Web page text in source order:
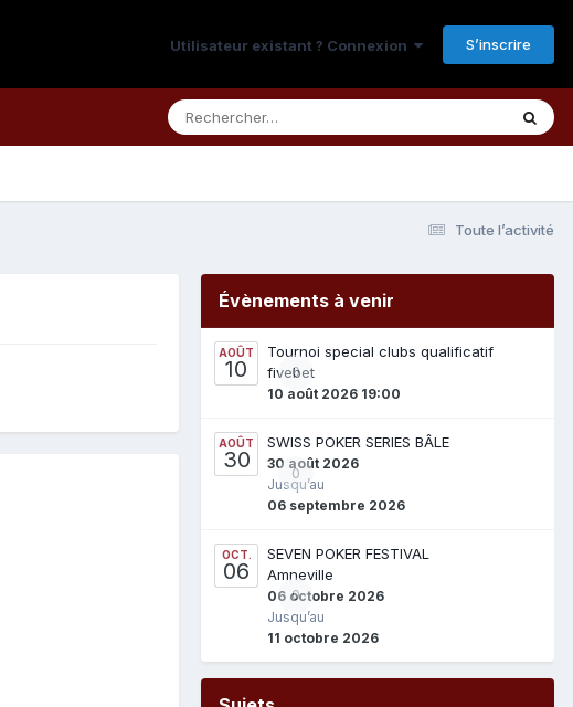
Utilisateur existant ? Connexion S’inscrire
Toute l’activité
Évènements à venir
AOÛT
10 0
Tournoi special clubs qualificatif
fivebet
10 août 2026 19:00
AOÛT
30
0
SWISS POKER SERIES BÂLE
30 août 2026
Jusqu’au
06 septembre 2026
OCT.
06
0
SEVEN POKER FESTIVAL
Amneville
06 octobre 2026
Jusqu’au
11 octobre 2026